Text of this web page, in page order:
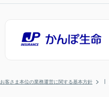
お客さま本位の業務運営に関する基本方針